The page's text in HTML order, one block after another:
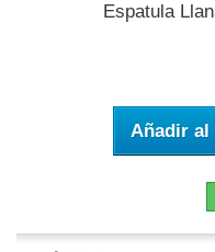
Espatula
Añadir